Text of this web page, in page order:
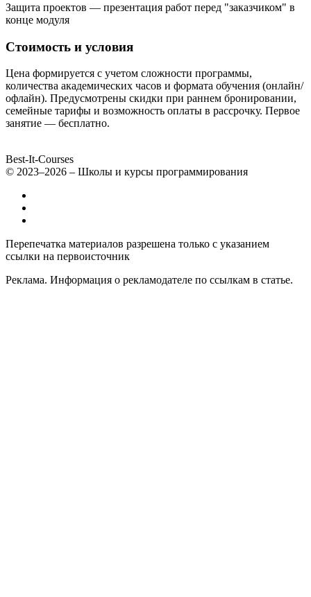
Защита проектов — презентация работ перед "заказчиком" в
конце модуля
Стоимость и условия
Цена формируется с учетом сложности программы,
количества академических часов и формата обучения (онлайн/
офлайн). Предусмотрены скидки при раннем бронировании,
семейные тарифы и возможность оплаты в рассрочку. Первое
занятие — бесплатно.
Best-It-Courses
© 2023–2026 – Школы и курсы программирования
Перепечатка материалов разрешена только с указанием
ссылки на первоисточник
Реклама. Информация о рекламодателе по ссылкам в статье.